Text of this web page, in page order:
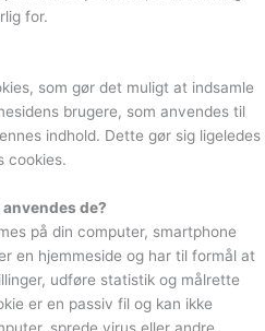
for.
som gør det muligt at indsamle
brugere, som anvendes til
indhold. Dette gør sig ligeledes
cookies.
de?
på din computer, smartphone
en hjemmeside og har til formål at
udføre statistik og målrette
er en passiv fil og kan ikke